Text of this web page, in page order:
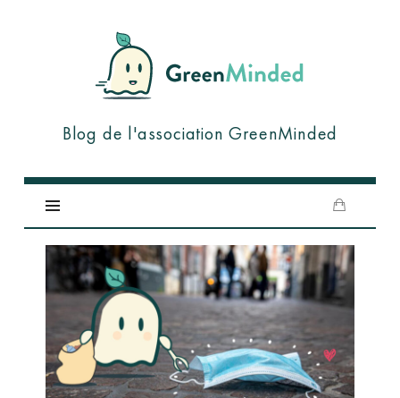
GreenMinded
Blog de l'association GreenMinded